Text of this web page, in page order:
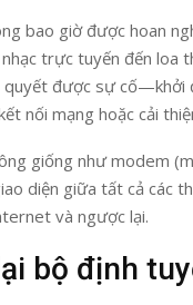
bao giờ được hoan
trực tuyến đến
quyết được sự
nối mạng hoặc cải
giống như modem
diện giữa tất cả các
và ngược lại.
bộ định